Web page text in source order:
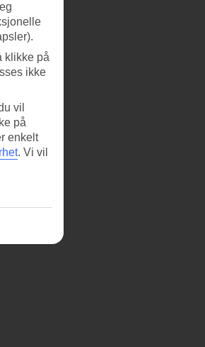
klikke på
ikke
vil
på
enkelt
. Vi vil